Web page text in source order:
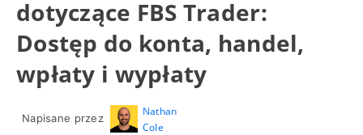
dotyczące FBS Trader:
Dostęp do konta, handel,
wpłaty i wypłaty
Napisane przez
Nathan
Cole